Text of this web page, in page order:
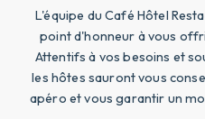
L'équipe du Café Hôtel
point d'honneur à vous
Attentifs à vos besoins et
les hôtes sauront vous
apéro et vous garantir un